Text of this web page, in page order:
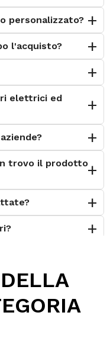
personalizzato?
l'acquisto?
elettrici ed
trovo il prodotto
Calzolari?